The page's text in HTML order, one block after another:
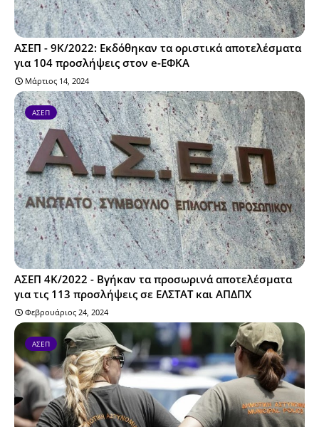
ΑΣΕΠ - 9Κ/2022: Εκδόθηκαν τα οριστικά αποτελέσματα
για 104 προσλήψεις στον e-ΕΦΚΑ
Μάρτιος 14, 2024
ΑΣΕΠ
ΑΣΕΠ 4Κ/2022 - Βγήκαν τα προσωρινά αποτελέσματα
για τις 113 προσλήψεις σε ΕΛΣΤΑΤ και ΑΠΔΠΧ
Φεβρουάριος 24, 2024
ΑΣΕΠ